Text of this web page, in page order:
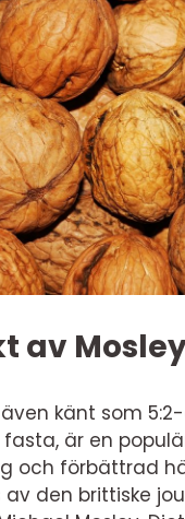
av
även känt som
är en
och förbättrad
den brittiske